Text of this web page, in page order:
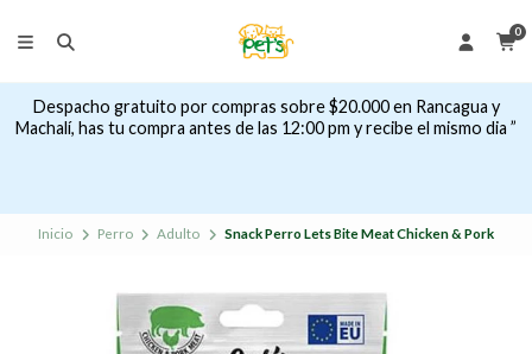
0
Despacho gratuito por compras sobre $20.000 en Rancagua y
Machalí, has tu compra antes de las 12:00 pm y recibe el mismo dia ”
Inicio Perro Adulto Snack Perro Lets Bite Meat Chicken & Pork